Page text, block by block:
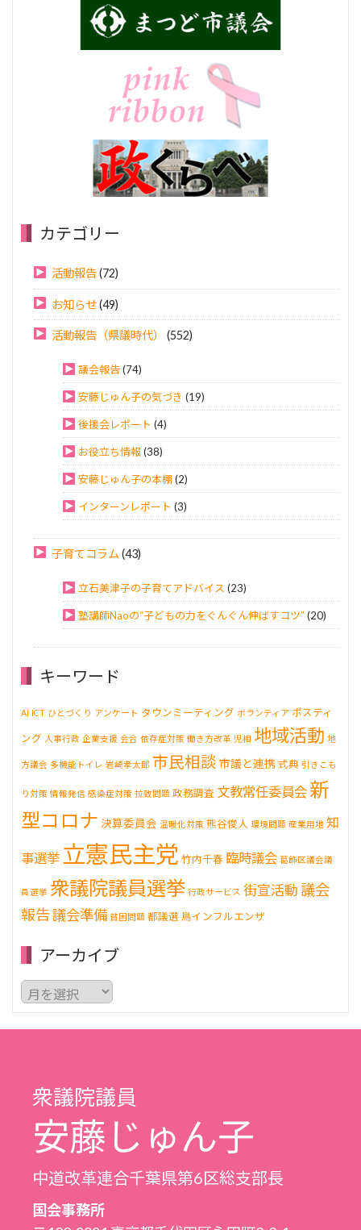
カテゴリー
活動報告(72)
お知らせ(49)
活動報告（県議時代） (552)
議会報告(74)
安藤じゅん子の気づき (19)
後援会レポート (4)
お役立ち情報(38)
安藤じゅん子の本棚(2)
インターンレポート (3)
子育てコラム (43)
立石美津子の子育てアドバイス (23)
塾講師Naoの“子どもの力をぐんぐん伸ばすコツ” (20)
キーワード
AI ICT ひとづくり アンケート タウンミーティング ボランティア ポスティ
ング 人事行政 企業支援 会合 依存症対策 働き方改革 児相 地域活動 地
方議会 多機能トイレ 岩崎孝太郎 市民相談 市議と連携 式典 引きこも
り対策 情報発信 感染症対策 拉致問題 政務調査 文教常任委員会 新
型コロナ 決算委員会 温暖化対策 熊谷俊人 環境問題 産業用地 知
事選挙 立憲民主党 竹内千春 臨時議会 葛飾区議会議
員選挙 衆議院議員選挙 行政サービス 街宣活動 議会
報告議会準備 貧困問題 都議選 鳥インフルエンザ
アーカイブ
ア
ー
カ
イ
衆議院議員
安藤じゅん子
中道改革連合千葉県第6区総支部長
国会事務所